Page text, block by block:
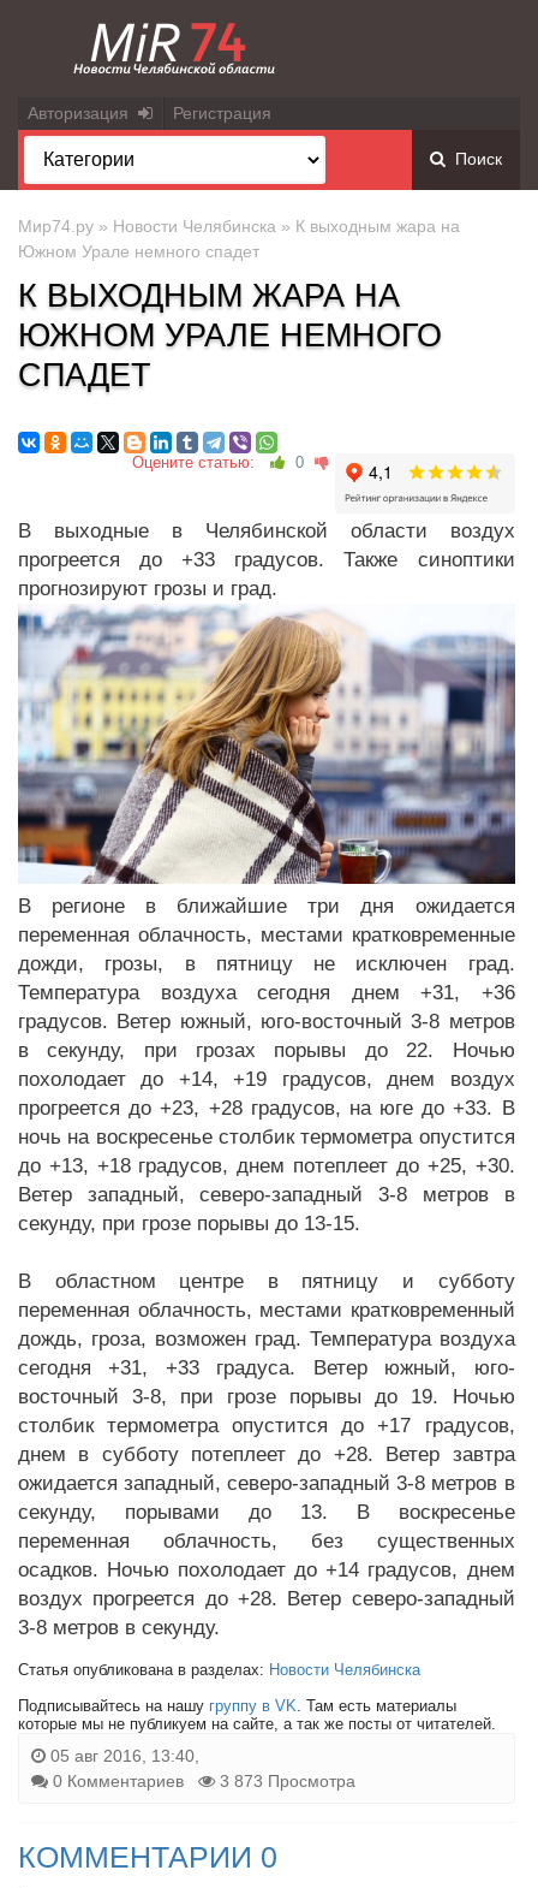
Авторизация Регистрация
Поиск
Мир74.ру » Новости Челябинска » К выходным жара на
Южном Урале немного спадет
К ВЫХОДНЫМ ЖАРА НА
ЮЖНОМ УРАЛЕ НЕМНОГО
СПАДЕТ
Оцените статью: 0
В выходные в Челябинской области воздух
прогреется до +33 градусов. Также синоптики
прогнозируют грозы и град.
В регионе в ближайшие три дня ожидается
переменная облачность, местами кратковременные
дожди, грозы, в пятницу не исключен град.
Температура воздуха сегодня днем +31, +36
градусов. Ветер южный, юго-восточный 3-8 метров
в секунду, при грозах порывы до 22. Ночью
похолодает до +14, +19 градусов, днем воздух
прогреется до +23, +28 градусов, на юге до +33. В
ночь на воскресенье столбик термометра опустится
до +13, +18 градусов, днем потеплеет до +25, +30.
Ветер западный, северо-западный 3-8 метров в
секунду, при грозе порывы до 13-15.
В областном центре в пятницу и субботу
переменная облачность, местами кратковременный
дождь, гроза, возможен град. Температура воздуха
сегодня +31, +33 градуса. Ветер южный, юго-
восточный 3-8, при грозе порывы до 19. Ночью
столбик термометра опустится до +17 градусов,
днем в субботу потеплеет до +28. Ветер завтра
ожидается западный, северо-западный 3-8 метров в
секунду, порывами до 13. В воскресенье
переменная облачность, без существенных
осадков. Ночью похолодает до +14 градусов, днем
воздух прогреется до +28. Ветер северо-западный
3-8 метров в секунду.
Статья опубликована в разделах: Новости Челябинска
Подписывайтесь на нашу группу в VK . Там есть материалы
которые мы не публикуем на сайте, а так же посты от читателей.
05 авг 2016, 13:40,
0 Комментариев
3 873 Просмотра
КОММЕНТАРИИ 0